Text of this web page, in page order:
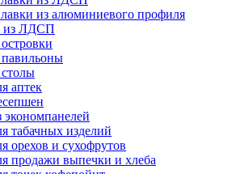
из алюминиевого профиля
из ЛДСП
аптек
экономпанелей
табачных изделий
орехов и сухофрутов
продажи выпечки и хлеба